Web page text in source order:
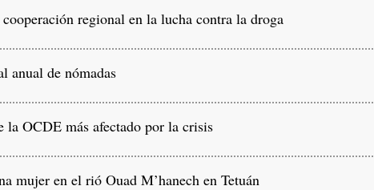
regional en la lucha contra la droga
anual de nómadas
la OCDE más afectado por la crisis
mujer en el rió Ouad M’hanech en Tetuán